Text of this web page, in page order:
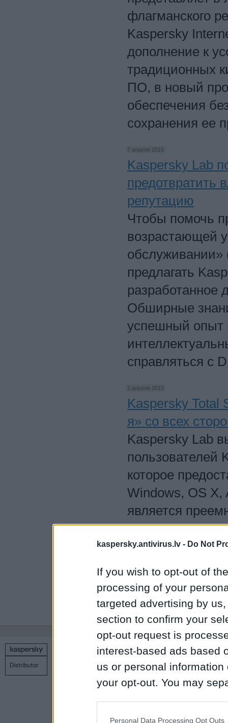
kaspersky.antivirus.lv - Do Not
If you wish to opt-out of
processing of your
targeted advertising by
section to confirm your
opt-out request is
interest-based ads based
us or personal
your opt-out. You may
Personal Data Processing Opt Outs
флагманского
Kaspersky
дополнение к
традиционных
ПО, в новый
обеспечения
сохранения ее
7 апреля 2015
Kaspersky Lab
предотвратить
репутацию
Чтобы помочь
возрастающей
обслуживании»
предлагать
разработанное
Обширные
успешный опыт
справляться с
2 апреля 2015
Kaspersky Total
я» со всех
Kaspersky Lab
пользователей
которое
Windows, OS X,
является
предназначено
управления
пользователя.
1 2 3 4 5 … 15
Copyright © 1998 – 2026 SIA Datoru drošības tehnoloģijas
Связаться с нами
Политика конфиденциальности